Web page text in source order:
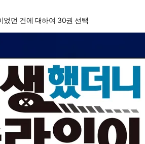
었던 건에 대하여 30권 선택